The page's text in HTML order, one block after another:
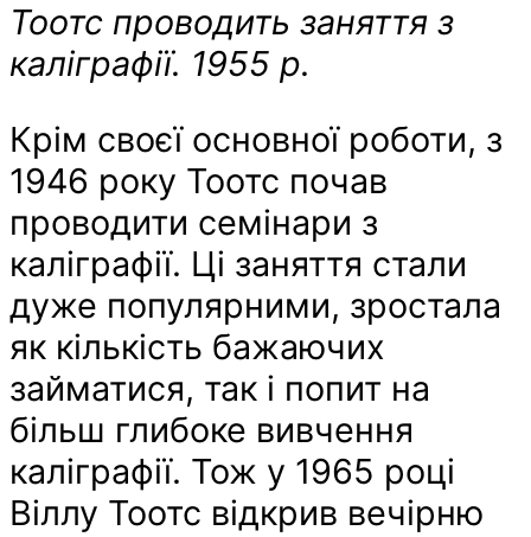
Тоотс проводить заняття з
каліграфії. 1955 р.
Крім своєї основної роботи, з
1946 року Тоотс почав
проводити семінари з
каліграфії. Ці заняття стали
дуже популярними, зростала
як кількість бажаючих
займатися, так і попит на
більш глибоке вивчення
каліграфії. Тож у 1965 році
Віллу Тоотс відкрив вечірню